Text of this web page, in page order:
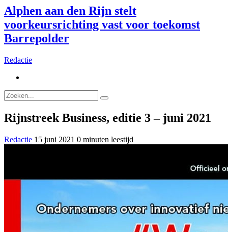
Alphen aan den Rijn stelt
voorkeursrichting vast voor toekomst
Barrepolder
Redactie
Rijnstreek Business, editie 3 – juni 2021
Redactie 15 juni 2021 0 minuten leestijd